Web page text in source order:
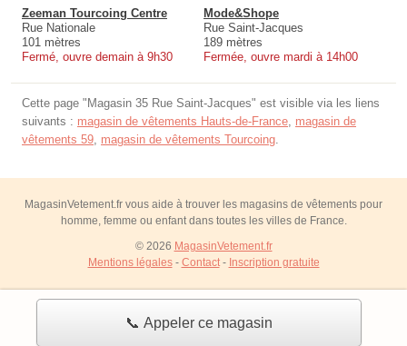
📞 Appeler ce magasin
Zeeman Tourcoing Centre
Rue Nationale
101 mètres
Fermé, ouvre demain à 9h30
Mode&Shope
Rue Saint-Jacques
189 mètres
Fermée, ouvre mardi à 14h00
Cette page "Magasin 35 Rue Saint-Jacques" est visible via les liens
suivants : magasin de vêtements Hauts-de-France magasin de
vêtements 59 magasin de vêtements Tourcoing
MagasinVetement.fr vous aide à trouver les magasins de vêtements pour
homme, femme ou enfant dans toutes les villes de France.
© 2026 MagasinVetement.fr
Mentions légales- Contact- Inscription gratuite